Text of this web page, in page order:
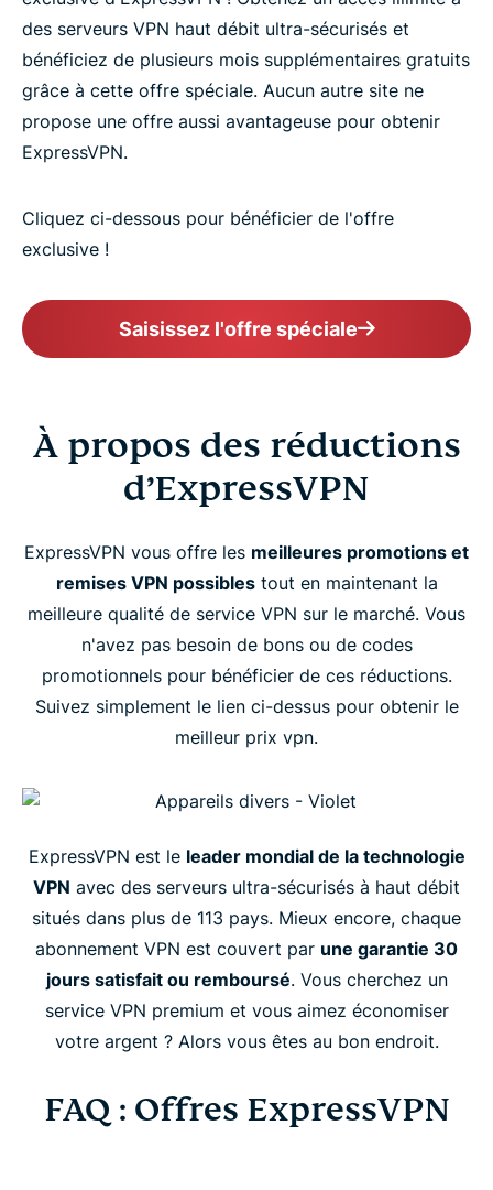
des serveurs VPN haut débit ultra-sécurisés et
bénéficiez de plusieurs mois supplémentaires gratuits
grâce à cette offre spéciale. Aucun autre site ne
propose une offre aussi avantageuse pour obtenir
ExpressVPN.
Cliquez ci-dessous pour bénéficier de l'offre
exclusive !
Saisissez l'offre spéciale
À propos des réductions
d’ExpressVPN
ExpressVPN vous offre les meilleures promotions et
remises VPN possiblestout en maintenant la
meilleure qualité de service VPN sur le marché. Vous
n'avez pas besoin de bons ou de codes
promotionnels pour bénéficier de ces réductions.
Suivez simplement le lien ci-dessus pour obtenir le
meilleur prix vpn.
ExpressVPN est le leader mondial de la technologie
VPN avec des serveurs ultra-sécurisés à haut débit
situés dans plus de 113 pays. Mieux encore, chaque
abonnement VPN est couvert par une garantie 30
jours satisfait ou remboursé. Vous cherchez un
service VPN premium et vous aimez économiser
votre argent ? Alors vous êtes au bon endroit.
FAQ : Offres ExpressVPN